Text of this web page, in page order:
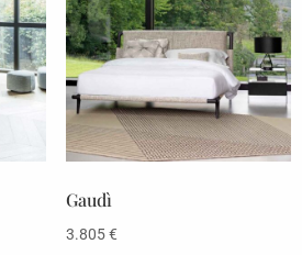
Gaudì
3.805€